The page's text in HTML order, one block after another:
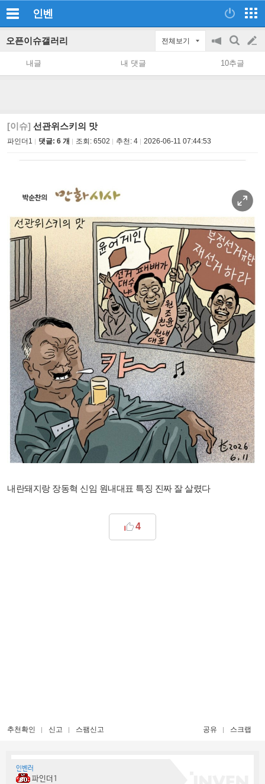
인벤
오픈이슈갤러리 전체보기
공
지
on/off
검
색
글
쓰
내글 내 댓글 10추글
[이슈] 선관위스키의 맛
파인더1 댓글: 6 개 조회: 6502 추천: 4 2026-06-11 07:44:53
내란돼지랑 장동혁 신임 원내대표 특징 진짜 잘 살렸다
4
추천확인 신고 스팸신고 공유 스크랩
인벤러
파인더1